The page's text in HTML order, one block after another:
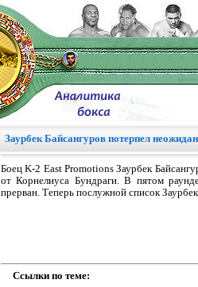
Заурбек Байсангуров потерпел
Боец K-2 East Promotions Заурбек
от Корнелиуса Бундраги. В пятом
прерван. Теперь послужной список
Ссылки по теме: